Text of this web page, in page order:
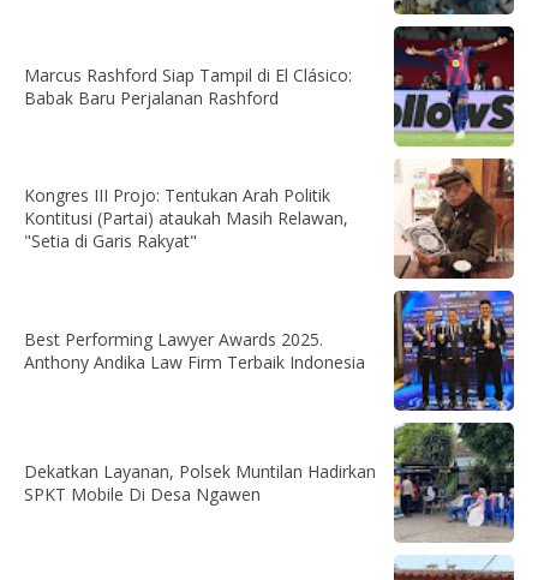
Marcus Rashford Siap Tampil di El Clásico:
Babak Baru Perjalanan Rashford
Kongres III Projo: Tentukan Arah Politik
Kontitusi (Partai) ataukah Masih Relawan,
"Setia di Garis Rakyat"
Best Performing Lawyer Awards 2025.
Anthony Andika Law Firm Terbaik Indonesia
Dekatkan Layanan, Polsek Muntilan Hadirkan
SPKT Mobile Di Desa Ngawen